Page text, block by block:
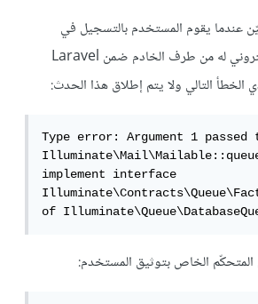
عندما يقوم المستخدم بالتسجيل في
الموقع لإرسال بريد الكتروني له من طرف الخادم ضمن Laravel
Type error: Argument 1 passed
implement interface
of
المتحكّم الخاص بتوثيق المستخدم: